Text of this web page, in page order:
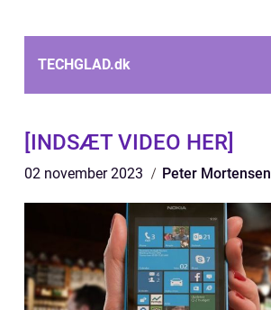
TECHGLAD.dk
[INDSÆT VIDEO HER]
02 november 2023 Peter Mortensen